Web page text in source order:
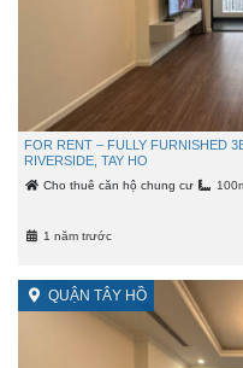
FOR RENT – FULLY FURNISHED
RIVERSIDE, TAY HO
Cho thuê căn hộ chung cư
1 năm trước
QUẬN TÂY HỒ